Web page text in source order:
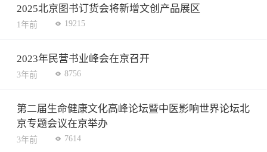
2025北京图书订货会将新增文创产品展区
1年前 19215
2023年民营书业峰会在京召开
3年前 8756
第二届生命健康文化高峰论坛暨中医影响世界论坛北
京专题会议在京举办
3年前 7614